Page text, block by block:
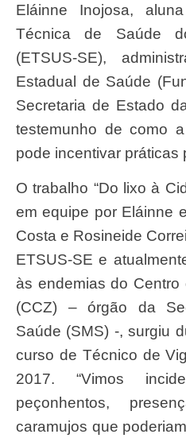
Eláinne Inojosa,
Técnica de Saúde
(ETSUS-SE),
Estadual de Saúde
Secretaria de Estado
testemunho de como
pode incentivar práticas
O trabalho “Do lixo à Cidadania”, desenvolvido
em equipe por Eláinne
Costa e Rosineide
ETSUS-SE e
às endemias do Centro
(CCZ) – órgão da
Saúde (SMS) -, surgiu
curso de Técnico de
2017. “Vimos
peçonhentos,
caramujos que